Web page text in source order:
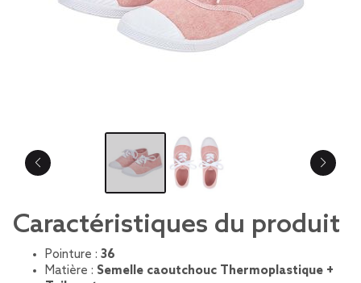
Caractéristiques du produit
Pointure : 36
Matière : Semelle caoutchouc Thermoplastique +